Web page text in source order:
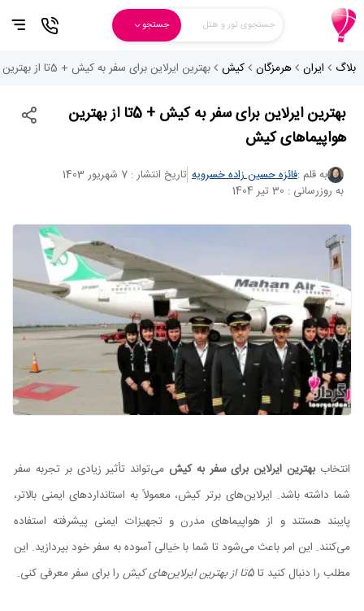
جستجوی تور و هتل جستجو
بلاگ ایران هرمزگان کیش بهترین ایرلاین برای سفر به کیش + 5تا از بهترین هواپیماهای کیش
بهترین ایرلاین برای سفر به کیش + 5تا از بهترین
هواپیماهای کیش
به قلم :فائزه حسین زاده خسرویه تاریخ انتشار : 7 شهریور 1403
به روزرسانی : 30 تیر 1404
انتخاببهترین ایرلاین برای سفر به کیش می‌تواند تأثیر زیادی بر تجربه سفر
شما داشته باشد. ایرلاین‌های برتر کیش، معمولاً به استانداردهای ایمنی بالاتر،
پایبند هستند و از هواپیماهای مدرن و تجهیزات ایمنی پیشرفته استفاده
می‌کنند. این امر باعث می‌شود تا شما با خیالی آسوده به سفر خود بپردازید. این
مطلب را دنبال کنید تا5تا از بهترین ایرلاین‌های کیش را برای سفر معرفی کنی.